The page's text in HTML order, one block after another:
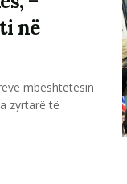
në
mbështetësin
zyrtarë të